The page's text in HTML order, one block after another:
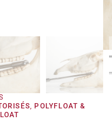
, POLYFLOAT &